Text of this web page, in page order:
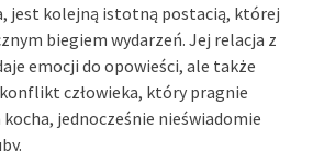
jest kolejną istotną postacią, której
biegiem wydarzeń. Jej relacja z
emocji do opowieści, ale także
człowieka, który pragnie
jednocześnie nieświadomie